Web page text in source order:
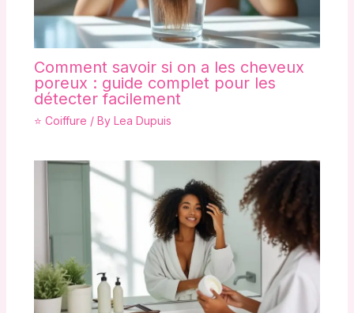
Comment savoir si on a les cheveux
poreux : guide complet pour les
détecter facilement
⭐ Coiffure / By Lea Dupuis